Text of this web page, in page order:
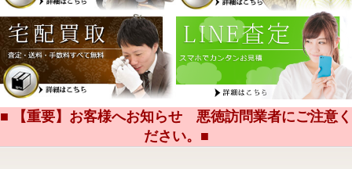
■ 【重要】お客様へお知らせ 悪徳訪問業者にご注意く
ださい。■